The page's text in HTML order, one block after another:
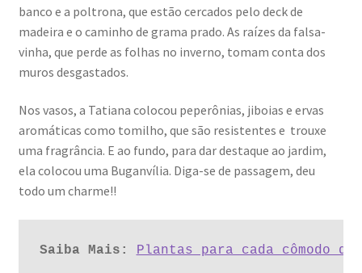
banco e a poltrona, que estão cercados pelo deck de
madeira e o caminho de grama prado. As raízes da falsa-
vinha, que perde as folhas no inverno, tomam conta dos
muros desgastados.
Nos vasos, a Tatiana colocou peperônias, jiboias e ervas
aromáticas como tomilho, que são resistentes e trouxe
uma fragrância. E ao fundo, para dar destaque ao jardim,
ela colocou uma Buganvília. Diga-se de passagem, deu
todo um charme!!
Saiba Mais: Plantas para cada cômodo da